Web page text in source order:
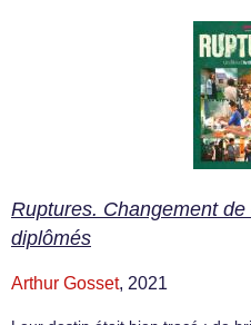
Ruptures. Changement
diplômés
Arthur Gosset, 2021